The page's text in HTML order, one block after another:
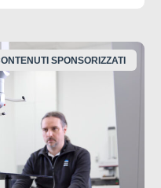
SPONSORIZZATI